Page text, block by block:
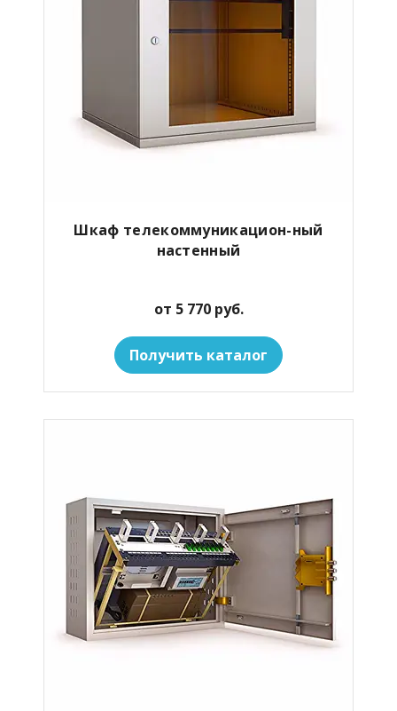
Шкаф телекоммуникацион-ный
настенный
от 5 770 руб.
Получить каталог